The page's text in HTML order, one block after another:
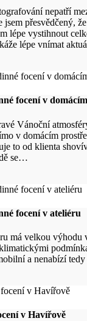
nepatří
jsem přesvědčený,
lépe vystihnout
lépe vnímat
focení v
Vánoční
v domácím
to od klienta
se…
focení v ateliéru
má velkou výhodu
a nenabízí
v Havířově